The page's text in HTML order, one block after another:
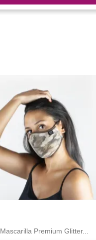
Mascarilla Premium Glitter...